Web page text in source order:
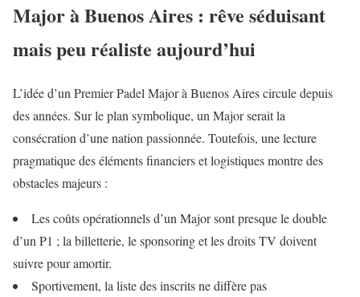
Major à Buenos Aires : rêve séduisant
mais peu réaliste aujourd’hui
L’idée d’un Premier Padel Major à Buenos Aires circule depuis
des années. Sur le plan symbolique, un Major serait la
consécration d’une nation passionnée. Toutefois, une lecture
pragmatique des éléments financiers et logistiques montre des
obstacles majeurs :
Les coûts opérationnels d’un Major sont presque le double
d’un P1 ; la billetterie, le sponsoring et les droits TV doivent
suivre pour amortir.
Sportivement, la liste des inscrits ne diffère pas